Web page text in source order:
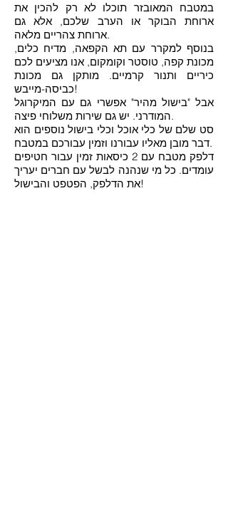
במטבח המאובזר תוכלו לא רק להכין את
ארוחת הבוקר או הערב שלכם, אלא גם
ארוחת צהריים מלאה.
בנוסף למקרר עם תא הקפאה, מדיח כלים,
מכונת קפה, טוסטר וקומקום, אנו מציעים לכם
כיריים ותנור קרמיים. מותקן גם מכונת
כביסה-מייבש!
אבל "בישול מהיר" אפשרי גם עם המיקרוגל
המודרני. יש גם שירות משלוחי פיצה.
סט שלם של כלי אוכל וכלי בישול נוספים הוא
דבר מובן מאליו עבורנו וזמין עבורכם במטבח.
דלפק מטבח עם 2 כיסאות זמין עבור חטיפים
עומדים. כל מי שנהנה לבשל עם חברים יעריך
את הדלפק, הפטפט והבישול!